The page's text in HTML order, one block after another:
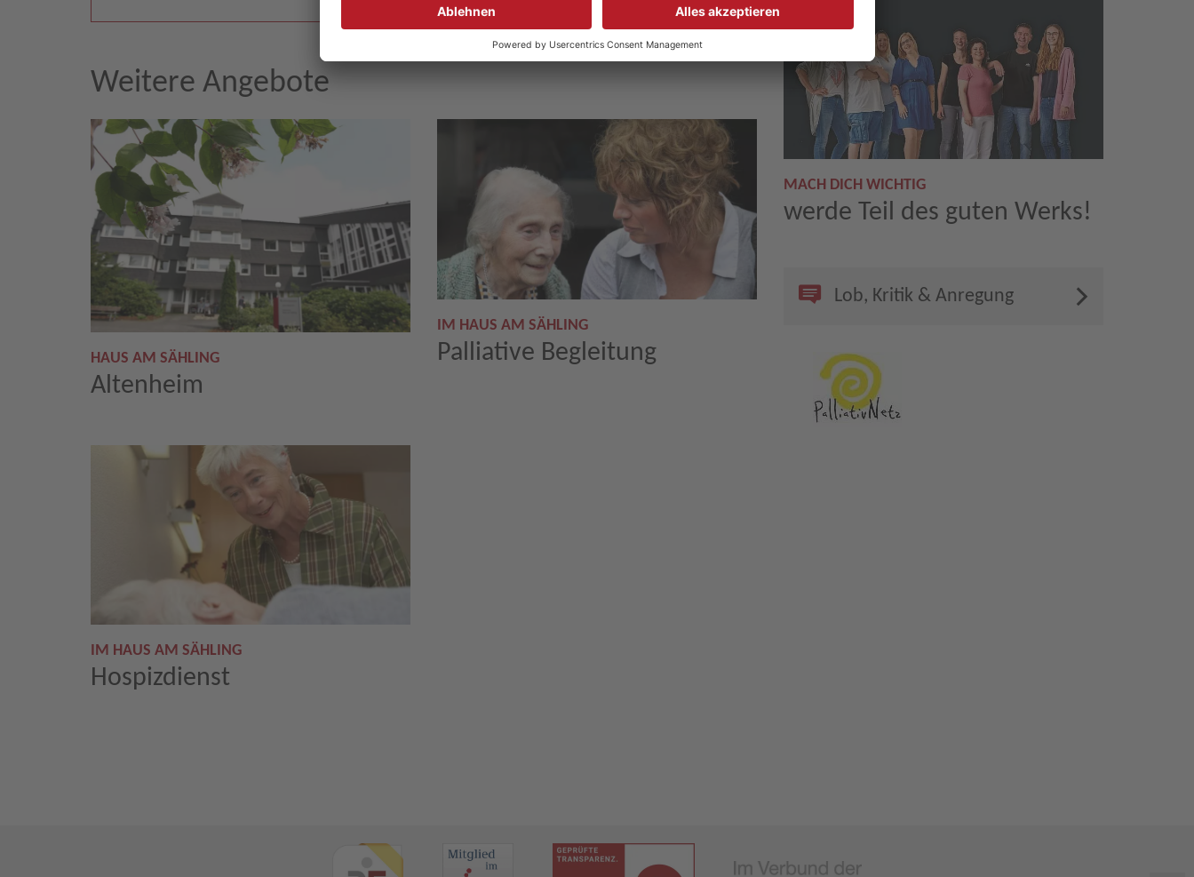
Weitere Angebote
HAUS AM SÄHLING
Altenheim
IM HAUS AM SÄHLING
Palliative Begleitung
IM HAUS AM SÄHLING
Hospizdienst
MACH DICH WICHTIG
werde Teil des guten Werks!
Lob, Kritik & Anregung